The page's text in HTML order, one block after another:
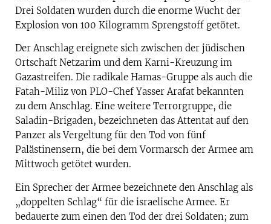
Drei Soldaten wurden durch die enorme Wucht der
Explosion von 100 Kilogramm Sprengstoff getötet.
Der Anschlag ereignete sich zwischen der jüdischen
Ortschaft Netzarim und dem Karni-Kreuzung im
Gazastreifen. Die radikale Hamas-Gruppe als auch die
Fatah-Miliz von PLO-Chef Yasser Arafat bekannten
zu dem Anschlag. Eine weitere Terrorgruppe, die
Saladin-Brigaden, bezeichneten das Attentat auf den
Panzer als Vergeltung für den Tod von fünf
Palästinensern, die bei dem Vormarsch der Armee am
Mittwoch getötet wurden.
Ein Sprecher der Armee bezeichnete den Anschlag als
„doppelten Schlag“ für die israelische Armee. Er
bedauerte zum einen den Tod der drei Soldaten; zum